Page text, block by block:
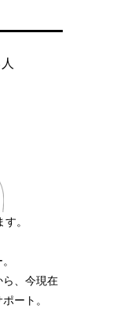
。
ら、今現在
ート。